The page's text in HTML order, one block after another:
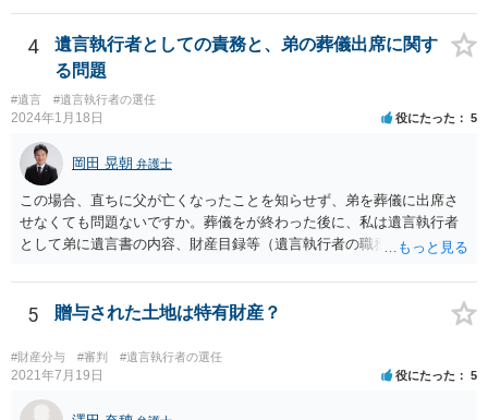
4
遺言執行者としての責務と、弟の葬儀出席に関す
る問題
#遺言 #遺言執行者の選任
2024年1月18日 役にたった 5
岡田 晃朝 弁護士
この場合、直ちに父が亡くなったことを知らせず、弟を葬儀に出席さ
せなくても問題ないですか。葬儀をが終わった後に、私は遺言執行者
として弟に遺言書の内容、財産目録等（遺言執行者の職務）を知らせ
るかは喪主の自由です。 呼ばなくてもかまいません。 そもそも、そう
いう法律関係にありません。 遺言の内容と遺産の総額の通知、公正証
で、対応しましょう。 そのあとは遺留分の請求などがあればそれへの
対応となるでしょう。
5 贈与された土地は特有財産？
#財産分与 #審判 #遺言執行者の選任
2021年7月19日 役にたった 5